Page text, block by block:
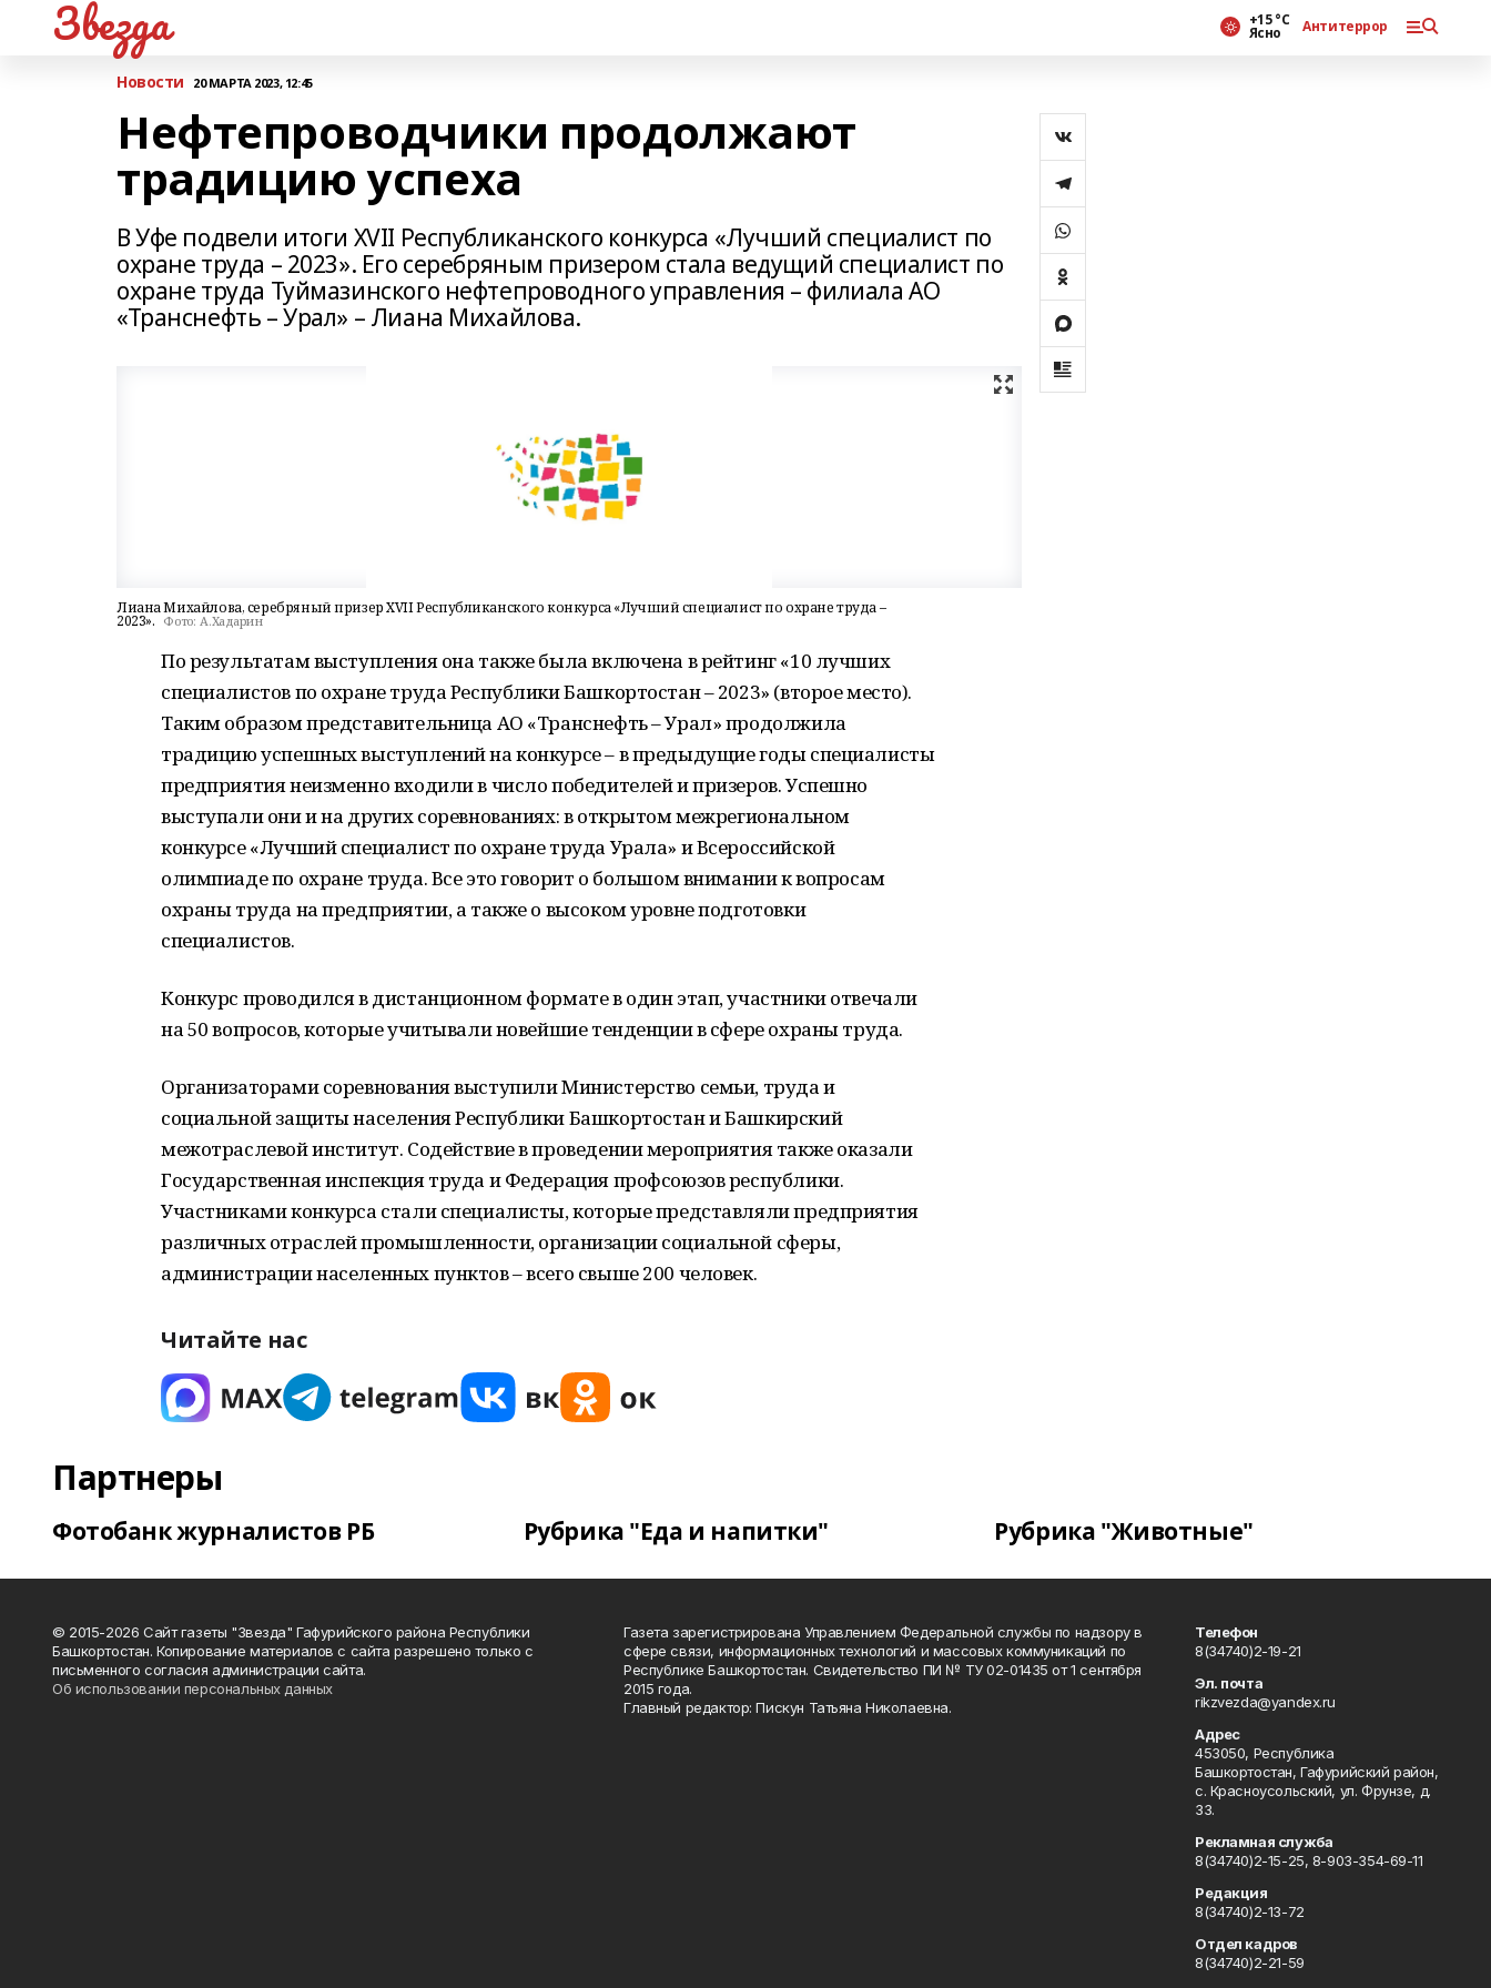
Звезда +15 °С
Ясно Антитеррор
Новости 20 МАРТА 2023, 12:45
Нефтепроводчики продолжают
традицию успеха
В Уфе подвели итоги XVII Республиканского конкурса «Лучший специалист по
охране труда – 2023». Его серебряным призером стала ведущий специалист по
охране труда Туймазинского нефтепроводного управления – филиала АО
«Транснефть – Урал» – Лиана Михайлова.
Лиана Михайлова, серебряный призер XVII Республиканского конкурса «Лучший специалист по охране труда –
2023». Фото: А.Хадарин
По результатам выступления она также была включена в рейтинг «10 лучших
специалистов по охране труда Республики Башкортостан – 2023» (второе место).
Таким образом представительница АО «Транснефть – Урал» продолжила
традицию успешных выступлений на конкурсе – в предыдущие годы специалисты
предприятия неизменно входили в число победителей и призеров. Успешно
выступали они и на других соревнованиях: в открытом межрегиональном
конкурсе «Лучший специалист по охране труда Урала» и Всероссийской
олимпиаде по охране труда. Все это говорит о большом внимании к вопросам
охраны труда на предприятии, а также о высоком уровне подготовки
специалистов.
Конкурс проводился в дистанционном формате в один этап, участники отвечали
на 50 вопросов, которые учитывали новейшие тенденции в сфере охраны труда.
Организаторами соревнования выступили Министерство семьи, труда и
социальной защиты населения Республики Башкортостан и Башкирский
межотраслевой институт. Содействие в проведении мероприятия также оказали
Государственная инспекция труда и Федерация профсоюзов республики.
Участниками конкурса стали специалисты, которые представляли предприятия
различных отраслей промышленности, организации социальной сферы,
администрации населенных пунктов – всего свыше 200 человек.
Читайте нас
Партнеры
Фотобанк журналистов РБ Рубрика "Еда и напитки" Рубрика "Животные"
© 2015-2026 Сайт газеты "Звезда" Гафурийского района Республики
Башкортостан. Копирование материалов с сайта разрешено только с
письменного согласия администрации сайта.
Об использовании персональных данных
Газета зарегистрирована Управлением Федеральной службы по надзору в
сфере связи, информационных технологий и массовых коммуникаций по
Республике Башкортостан. Свидетельство ПИ № ТУ 02-01435 от 1 сентября
2015 года.
Главный редактор: Пискун Татьяна Николаевна.
Телефон
8(34740)2-19-21
Эл. почта
rikzvezda@yandex.ru
Адрес
453050, Республика
Башкортостан, Гафурийский район,
с. Красноусольский, ул. Фрунзе, д.
33.
Рекламная служба
8(34740)2-15-25, 8-903-354-69-11
Редакция
8(34740)2-13-72
Отдел кадров
8(34740)2-21-59